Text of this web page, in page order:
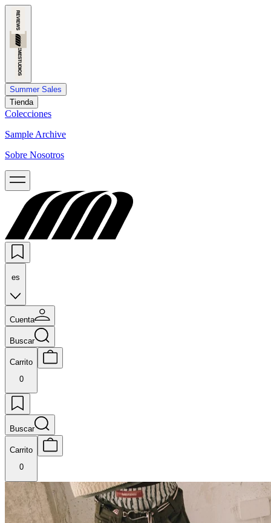
Summer Sales
Tienda
Colecciones
Sample Archive
Sobre Nosotros
es
Cuenta
Buscar
Carrito
0
Buscar
Carrito
0